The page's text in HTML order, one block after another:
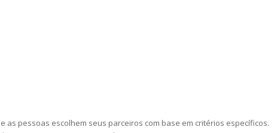
pessoas escolhem seus parceiros com base em critérios específicos.